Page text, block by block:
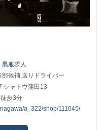
黒服求人
候補,送りドライバー
シャトウ蒲田13
歩3分
a_322/shop/111045/